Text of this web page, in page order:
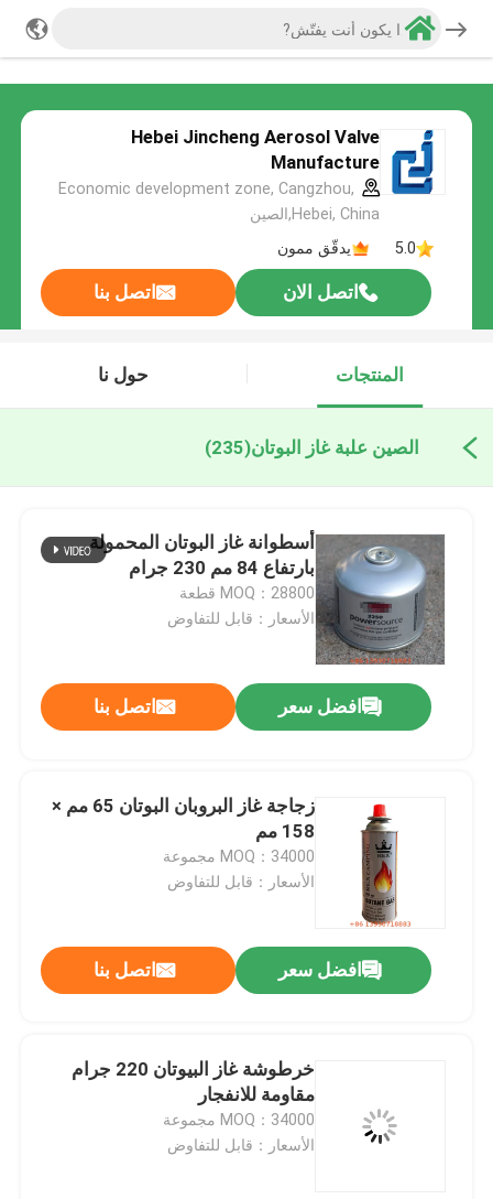
Hebei Jincheng Aerosol Valve
Manufacture
Economic development zone, Cangzhou,
Hebei, China,الصين
5.0
يدقّق ممون
اتصل الان اتصل بنا
المنتجات حول نا
الصين علبة غاز البوتان(235)
أسطوانة غاز البوتان المحمولة
بارتفاع 84 مم 230 جرام
MOQ：28800 قطعة
الأسعار：قابل للتفاوض
افضل سعر اتصل بنا
زجاجة غاز البروبان البوتان 65 مم ×
158 مم
MOQ：34000 مجموعة
الأسعار：قابل للتفاوض
افضل سعر اتصل بنا
خرطوشة غاز البيوتان 220 جرام
مقاومة للانفجار
MOQ：34000 مجموعة
الأسعار：قابل للتفاوض